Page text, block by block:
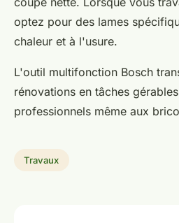
optez pour des lames
chaleur et à l'usure.
L'outil multifonction Bosch
rénovations en tâches
professionnels même aux
Travaux